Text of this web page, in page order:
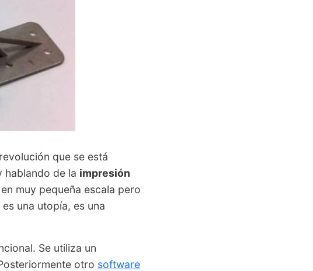
que se está
de la impresión
muy pequeña escala pero
una utopía, es una
Se utiliza un
otro software